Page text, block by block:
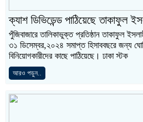
ক্যাশ ডিভিডেন্ড পাঠিয়েছে তাকাফুল
পুঁজিবাজারে তালিকাভুক্ত প্রতিষ্ঠান তাকাফুল
৩১ ডিসেম্বর,২০২৪ সমাপ্ত হিসাববছরে জন্য
বিনিয়োগকারীদের কাছে পাঠিয়েছে। ঢাকা স্টক
আরও পড়ুন..